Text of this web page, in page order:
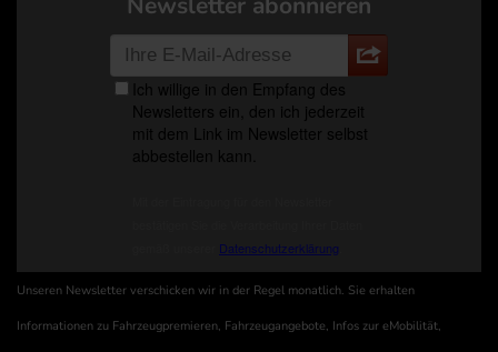
Unseren Newsletter verschicken wir in der Regel monatlich. Sie erhalten
Informationen zu Fahrzeugpremieren, Fahrzeugangebote, Infos zur eMobilität,